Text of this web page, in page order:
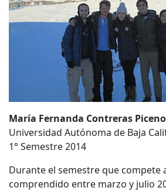
María Fernanda Contreras Piceno
Universidad Autónoma de Baja
1° Semestre 2014
Durante el semestre que compete
comprendido entre marzo y julio